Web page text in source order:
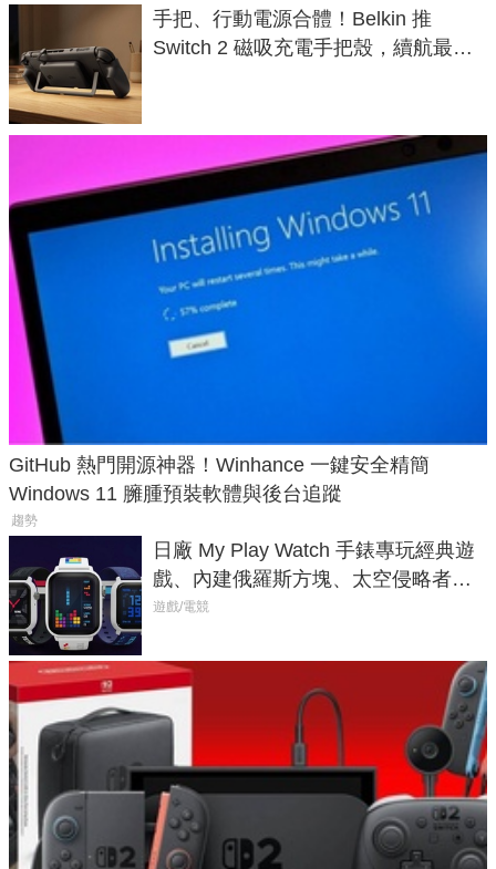
手把、行動電源合體！Belkin 推
Switch 2 磁吸充電手把殼，續航最高
GitHub 熱門開源神器！Winhance 一鍵安全精簡
Windows 11 臃腫預裝軟體與後台追蹤
趨勢
日廠 My Play Watch 手錶專玩經典遊
戲、內建俄羅斯方塊、太空侵略者，
不過竟然不能連手機？
遊戲/電競